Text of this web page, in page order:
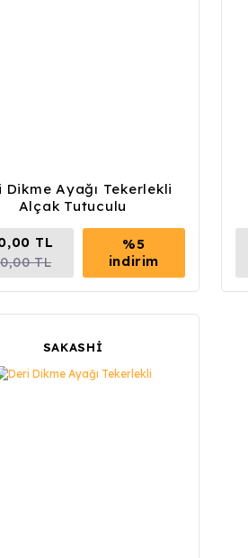
Dikme Ayağı Tekerlekli
Alçak Tutuculu
TL
TL
%5
indirim
SAKASHİ